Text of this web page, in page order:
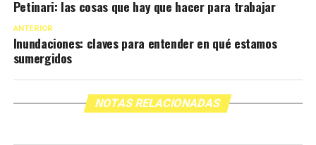
Petinari: las cosas que hay que hacer para trabajar
ANTERIOR
Inundaciones: claves para entender en qué estamos
sumergidos
NOTAS RELACIONADAS